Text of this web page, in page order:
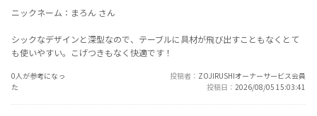
ニックネーム：まろん さん
シックなデザインと深型なので、テーブルに具材が飛び出すこともなくとて
も使いやすい。こげつきもなく快適です！
0人が参考になっ
た
投稿者
ZOJIRUSHIオーナーサービス会員
投稿日
2026/08/05 15:03:41